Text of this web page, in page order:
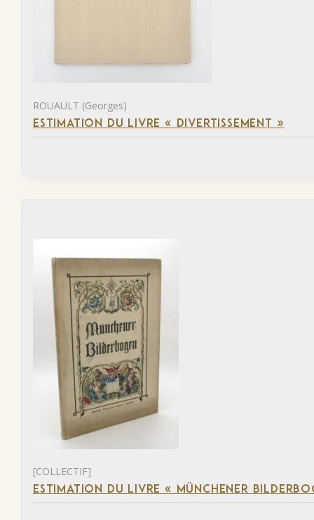
ROUAULT (Georges)
ESTIMATION DU LIVRE « DIVERTISSEMENT »
[COLLECTIF]
ESTIMATION DU LIVRE « MÜNCHENER